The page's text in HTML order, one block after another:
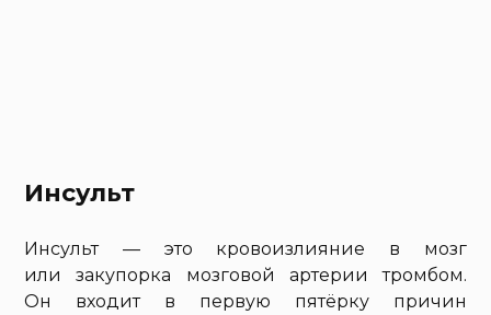
Инсульт
Инсульт — это кровоизлияние в мозг
или закупорка мозговой артерии тромбом.
Он входит в первую пятёрку причин